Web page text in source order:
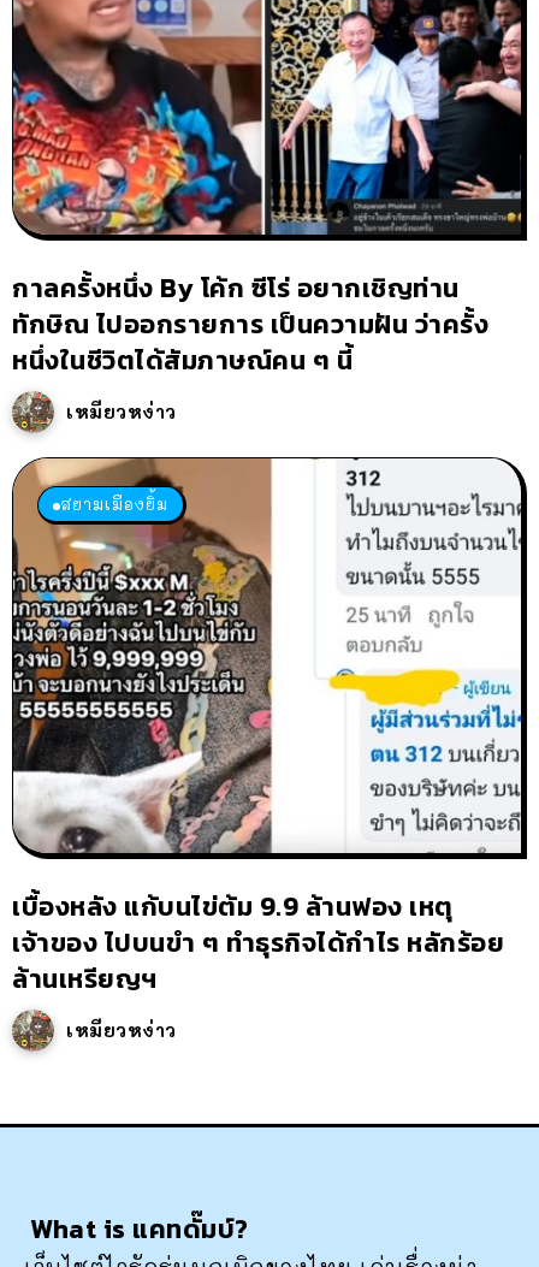
กาลครั้งหนึ่ง By โค้ก ซีโร่ อยากเชิญท่าน
ทักษิณ ไปออกรายการ เป็นความฝัน ว่าครั้ง
หนึ่งในชีวิตได้สัมภาษณ์คน ๆ นี้
เหมียวหง่าว
สยามเมืองยิ้ม
เบื้องหลัง แก้บนไข่ต้ม 9.9 ล้านฟอง เหตุ
เจ้าของ ไปบนขำ ๆ ทำธุรกิจได้กำไร หลักร้อย
ล้านเหรียญฯ
เหมียวหง่าว
What is แคทดั๊มบ์?